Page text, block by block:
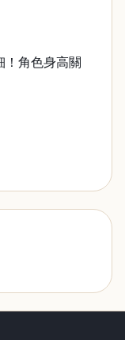
角色身高關